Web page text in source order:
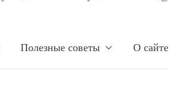
Полезные советы О сайте